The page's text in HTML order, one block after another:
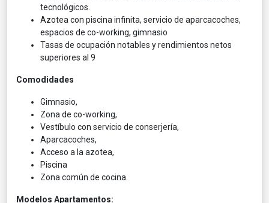
tecnológicos.
Azotea con piscina infinita, servicio de aparcacoches,
espacios de co-working, gimnasio
Tasas de ocupación notables y rendimientos netos
superiores al 9
Comodidades
Gimnasio,
Zona de co-working,
Vestíbulo con servicio de conserjería,
Aparcacoches,
Acceso a la azotea,
Piscina
Zona común de cocina.
Modelos Apartamentos: